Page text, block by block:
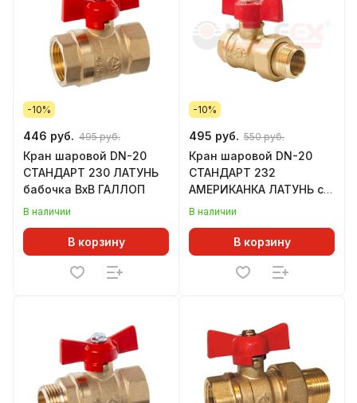
-10%
446 руб. 495 руб.
Кран шаровой DN-20
СТАНДАРТ 230 ЛАТУНЬ
бабочка ВхВ ГАЛЛОП
В наличии
В корзину
-10%
495 руб. 550 руб.
Кран шаровой DN-20
СТАНДАРТ 232
АМЕРИКАНКА ЛАТУНЬ с
накидной гайкой
В наличии
В корзину